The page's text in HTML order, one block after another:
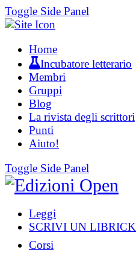
Toggle Side Panel
Home
Incubatore letterario
Membri
Gruppi
Blog
La rivista degli scrittori
Punti
Aiuto!
Toggle Side Panel
Leggi
SCRIVI UN LIBRICK
Corsi